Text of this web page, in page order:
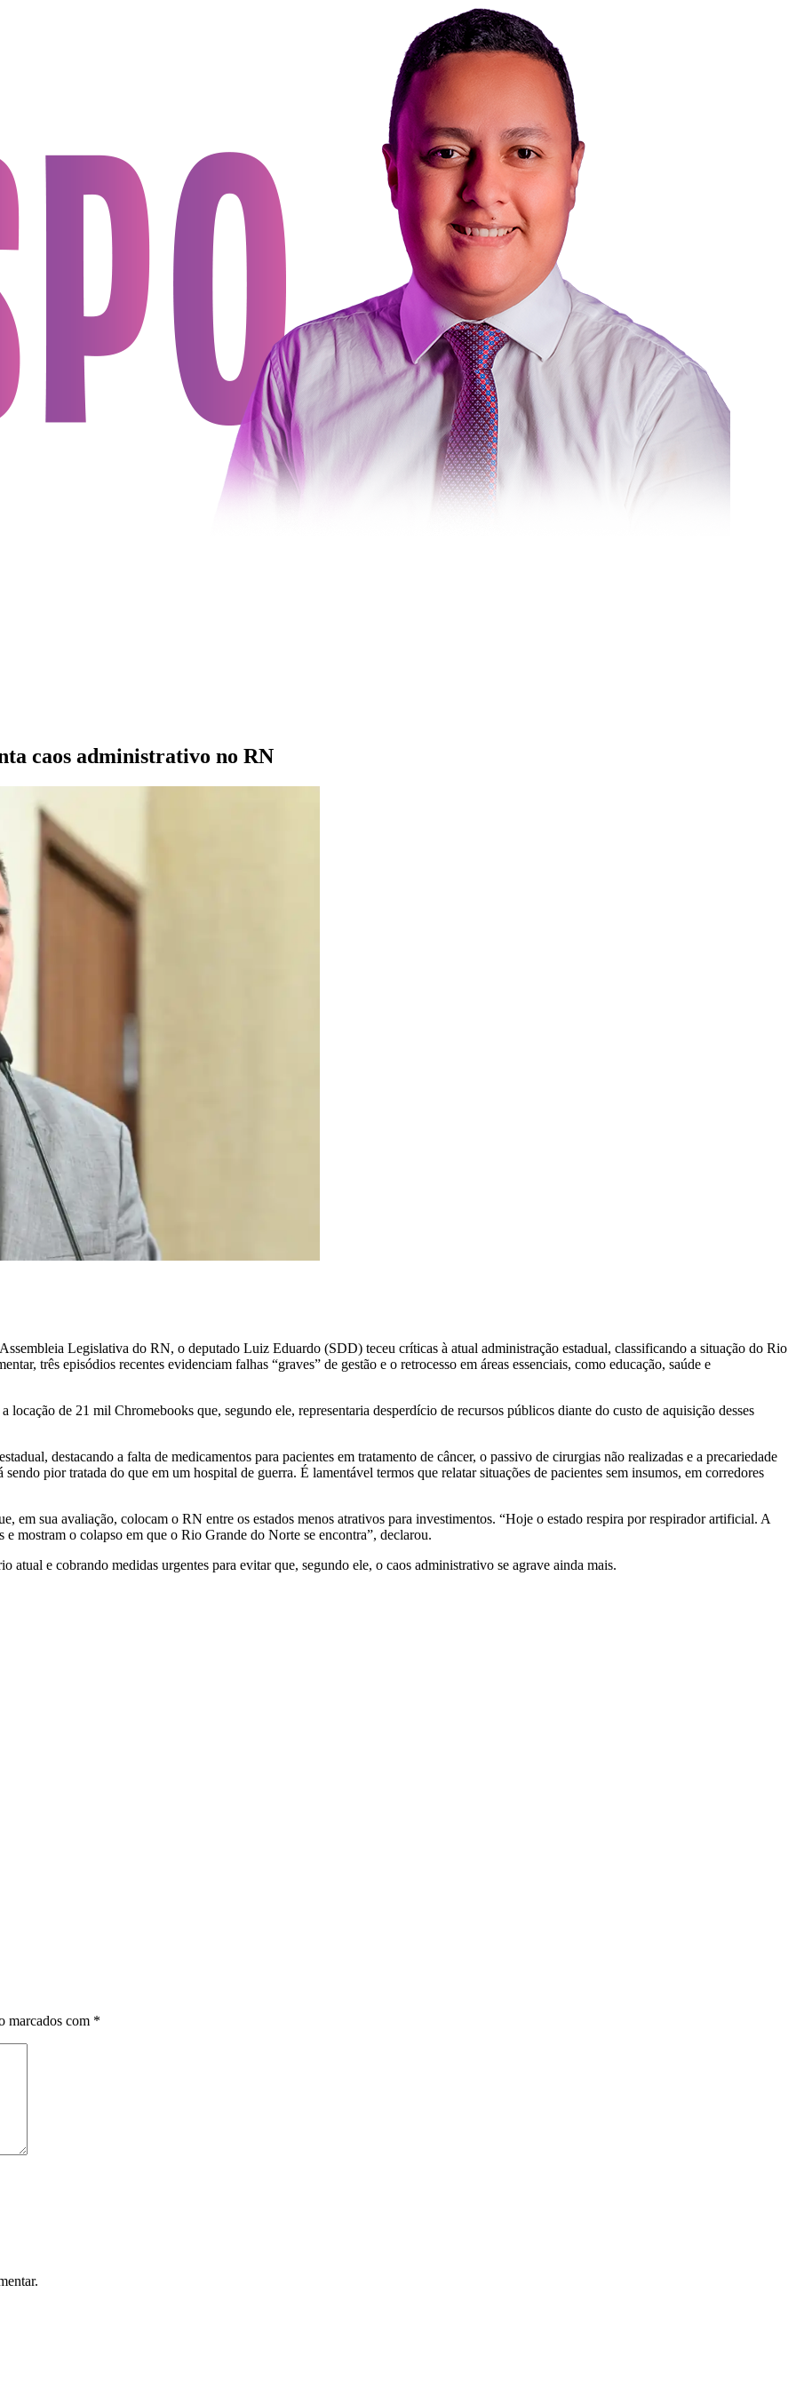
caos administrativo no RN
Legislativa do RN, o deputado Luiz Eduardo (SDD) teceu críticas à atual administração estadual, classificando a situação do Rio
três episódios recentes evidenciam falhas “graves” de gestão e o retrocesso em áreas essenciais, como educação, saúde e
de 21 mil Chromebooks que, segundo ele, representaria desperdício de recursos públicos diante do custo de aquisição desses
destacando a falta de medicamentos para pacientes em tratamento de câncer, o passivo de cirurgias não realizadas e a precariedade
pior tratada do que em um hospital de guerra. É lamentável termos que relatar situações de pacientes sem insumos, em corredores
em sua avaliação, colocam o RN entre os estados menos atrativos para investimentos. “Hoje o estado respira por respirador artificial. A
mostram o colapso em que o Rio Grande do Norte se encontra”, declarou.
e cobrando medidas urgentes para evitar que, segundo ele, o caos administrativo se agrave ainda mais.
marcados com *